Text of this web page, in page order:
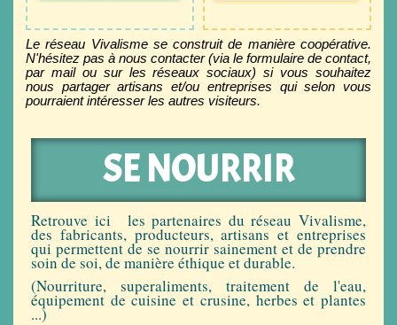
Le réseau Vivalisme se construit de manière coopérative.
N'hésitez pas à nous contacter (via le formulaire de contact,
par mail ou sur les réseaux sociaux) si vous souhaitez
nous partager artisans et/ou entreprises qui selon vous
pourraient intéresser les autres visiteurs.
SE NOURRIR
Retrouve ici les partenaires du réseau Vivalisme,
des fabricants, producteurs, artisans et entreprises
qui permettent de se nourrir sainement et de prendre
soin de soi, de manière éthique et durable.
(Nourriture, superaliments, traitement de l'eau,
équipement de cuisine et crusine, herbes et plantes
...)